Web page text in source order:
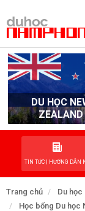
DU HỌC
ZEALAND
TIN TỨC | HƯỚNG DẪN
Trang chủ Du học
Học bổng Du học
TRANG CHỦ
QUỐC GIA
EVENTS
VỀ NAM PHONG
LIÊN HỆ